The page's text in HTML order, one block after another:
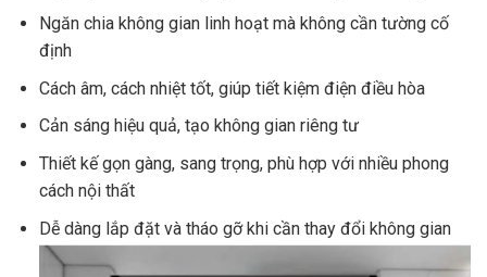
Ngăn chia không gian linh hoạt mà không cần tường cố
định
Cách âm, cách nhiệt tốt, giúp tiết kiệm điện điều hòa
Cản sáng hiệu quả, tạo không gian riêng tư
Thiết kế gọn gàng, sang trọng, phù hợp với nhiều phong
cách nội thất
Dễ dàng lắp đặt và tháo gỡ khi cần thay đổi không gian